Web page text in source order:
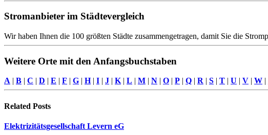
Stromanbieter im Städtevergleich
Wir haben Ihnen die 100 größten Städte zusammengetragen, damit Sie die
Weitere Orte mit den Anfangsbuchstaben
A B C D E F G H| I J K| L M N O P Q R S T U V W
Related Posts
Elektrizitätsgesellschaft Levern eG